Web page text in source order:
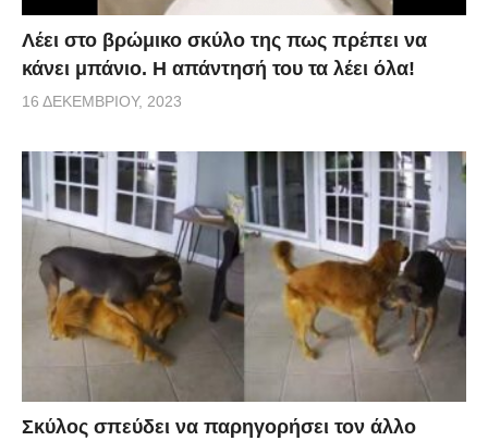
Λέει στο βρώμικο σκύλο της πως πρέπει να
κάνει μπάνιο. Η απάντησή του τα λέει όλα!
16 ΔΕΚΕΜΒΡΊΟΥ, 2023
Σκύλος σπεύδει να παρηγορήσει τον άλλο